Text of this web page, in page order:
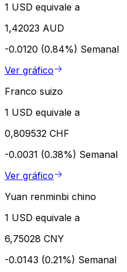
1 USD equivale a
1,42023 AUD
-0.0120 (0.84%) Semanal
Ver gráfico
Franco suizo
1 USD equivale a
0,809532 CHF
-0.0031 (0.38%) Semanal
Ver gráfico
Yuan renminbi chino
1 USD equivale a
6,75028 CNY
-0.0143 (0.21%) Semanal